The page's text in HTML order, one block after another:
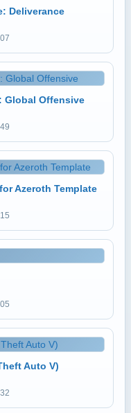
Deliverance
Global Offensive
Azeroth Template
Auto V)